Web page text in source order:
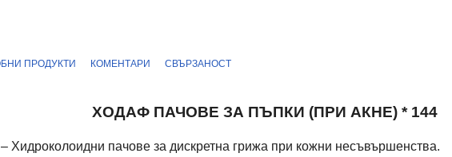
ПРОДУКТИ КОМЕНТАРИ СВЪРЗАНОСТ
ХОДАФ ПАЧОВЕ ЗА ПЪПКИ (ПРИ АКНЕ) * 144
Хидроколоидни пачове за дискретна грижа при кожни несъвършенства.